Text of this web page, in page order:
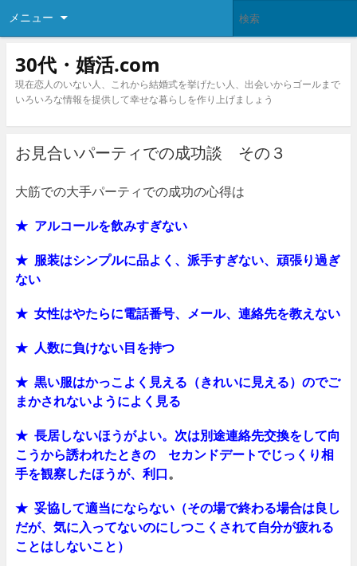
メニュー
30代・婚活.com
現在恋人のいない人、これから結婚式を挙げたい人、出会いからゴールまで
いろいろな情報を提供して幸せな暮らしを作り上げましょう
お見合いパーティでの成功談 その３
大筋での大手パーティでの成功の心得は
★ アルコールを飲みすぎない
★ 服装はシンプルに品よく、派手すぎない、頑張り過ぎ
ない
★ 女性はやたらに電話番号、メール、連絡先を教えない
★ 人数に負けない目を持つ
★ 黒い服はかっこよく見える（きれいに見える）のでご
まかされないようによく見る
★ 長居しないほうがよい。次は別途連絡先交換をして向
こうから誘われたときの セカンドデートでじっくり相
手を観察したほうが、利口。
★ 妥協して適当にならない（その場で終わる場合は良し
だが、気に入ってないのにしつこくされて自分が疲れる
ことはしないこと）